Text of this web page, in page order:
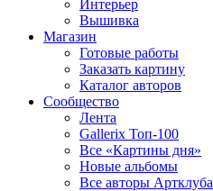
Интерьер
Вышивка
Магазин
Готовые работы
Заказать картину
Каталог авторов
Сообщество
Лента
Gallerix Топ-100
Все «Картины дня»
Новые альбомы
Все авторы Артклуба